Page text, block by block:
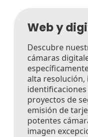
Web y
Descubre
cámaras
alta resolución,
identificaciones
proyectos de
emisión de
potentes
imagen